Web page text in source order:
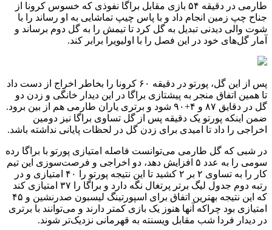
طارمی در دقیقه ۵۴ بازی مقابل براگا نفوذی که خسوس کرونا از
جناح چپ زمین انجام داد و با پاس چیپ تماشایی به او رساند را با
شوت والی دیدنی تبدیل به گل کرد تا تیمش را به گل دوم برساند و
آمار گل‌های خود در این فصل را با اولیویرا برابر کند.
پس از این گل، پورتو در دقیقه ۶۰ کرونا را بخاطر اخراج از دست داد
تا همین اتفاق منجر به پیشتازی براگا در این دیدار خانگی و زدن دو
گل در دقایق ۸۷ و ۴+۹۰ شود و برتری یاران طارمی هم از بین برود.
ضمن اینکه پورتو یک دقیقه پس از گل تساوی براگا نیز دومین
اخراجی را داد تا امیدی برای زدن گل در لحظات پایانی نداشته باشد.
در شبی که گل طارمی می‌توانست فاصله امتیازی پورتو با براگا رده
سومی را به عدد ۵ افزایش دهد، دو اخراجی و فرصت‌سوزی این تیم
کار را به تساوی ۲ بر ۲ کشید تا این نتیجه پورتو را ۴۰ امتیازی و در
رتبه دوم جدول لیگ برتر پرتغال نگه دارد و براگا را ۳۷ امتیازی کند
که این نتیجه بهترین اتفاق برای اسپورتینگ لیسبون صدرنشین و ۴۵
امتیازی بود چراکه آنها هنوز یک بازی کمتر دارند و می‌توانند با برتری
در دیدار فردا شب مقابل ویسنته به قهرمانی نزدیک‌تر شوند.